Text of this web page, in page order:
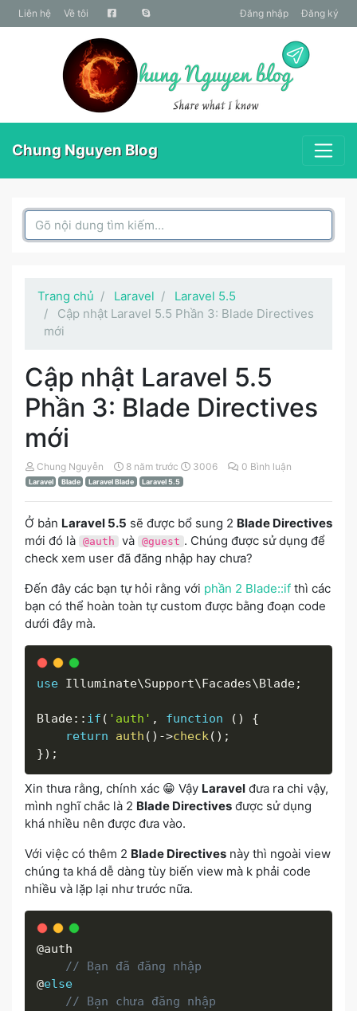
liên hệ Về tôi Đăng nhập Đăng ký
Chung Nguyen Blog
Search Box
Trang chủ Laravel
Laravel 5.5
Cập nhật Laravel 5.5 Phần 3: Blade Directives
mới
Cập nhật Laravel 5.5
Phần 3: Blade Directives
mới
Chung Nguyễn 8 năm trước 3006 0 Bình luận
Laravel Blade Laravel Blade Laravel 5.5
Ở bản Laravel 5.5 sẽ được bổ sung 2 Blade Directives
mới đó là @auth và @guest . Chúng được sử dụng để
check xem user đã đăng nhập hay chưa?
Đến đây các bạn tự hỏi rằng với phần 2 Blade::if thì các
bạn có thể hoàn toàn tự custom được bằng đoạn code
dưới đây mà.
use Illuminate\Support\Facades\Blade;
Blade: : if ( 'auth' , function ( )
{
return
auth ( ) ->check( ) ;
}) ;
Xin thưa rằng, chính xác 😁 Vậy Laravel đưa ra chi vậy,
mình nghĩ chắc là 2 Blade Directives được sử dụng
khá nhiều nên được đưa vào.
Với việc có thêm 2 Blade Directives này thì ngoài view
chúng ta khá dễ dàng tùy biến view mà k phải code
nhiều và lặp lại như trước nữa.
@auth
// Bạn đã đăng nhập
@else
// Bạn chưa đăng nhập